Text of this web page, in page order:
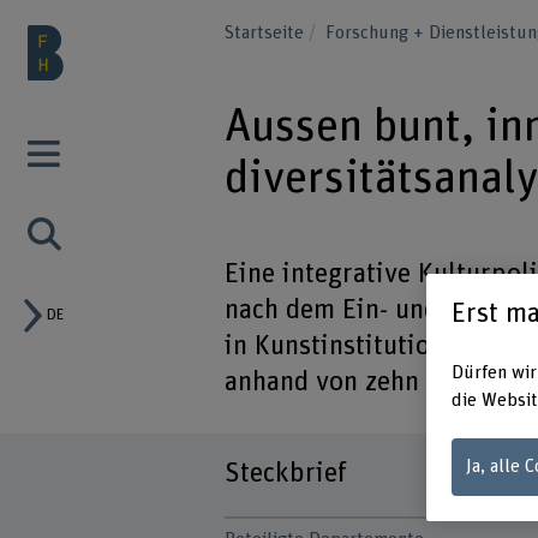
DE
Startseite Forschung +
Aussen bunt,
Eine integrative
nach dem Ein- und
in Kunstinstitutionen.
anhand von zehn
Steckbrief
Erst
Dürfen
die
Ja, alle